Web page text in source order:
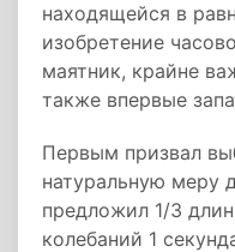
находящейся в
изобретение
маятник, крайне
также впервые
Первым призвал
натуральную меру
предложил 1/3
колебаний 1